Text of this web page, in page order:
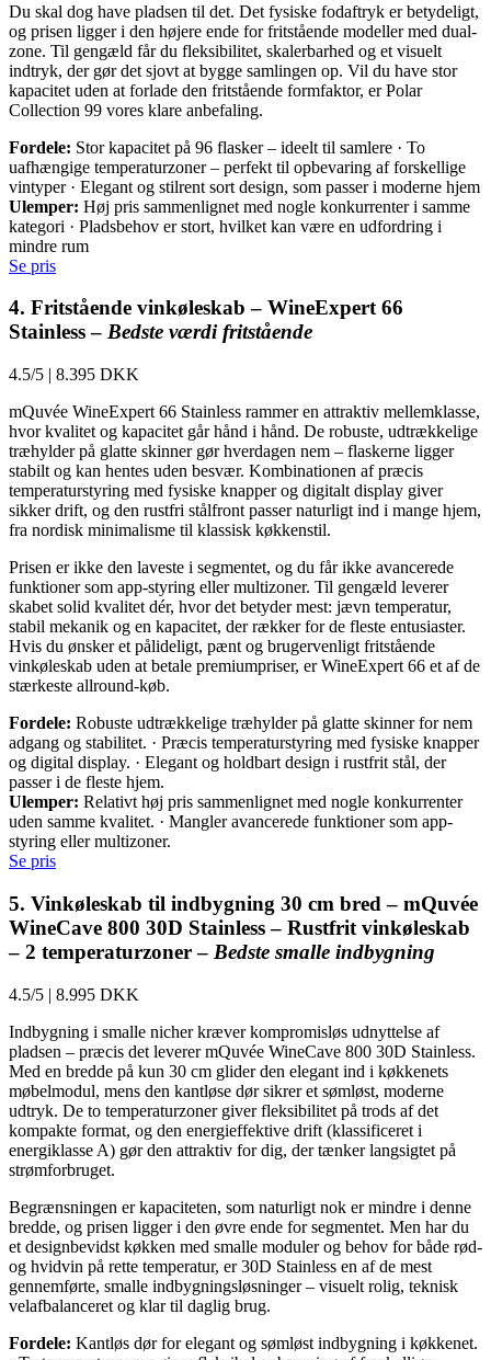
Du skal dog have pladsen til det. Det fysiske fodaftryk er betydeligt,
og prisen ligger i den højere ende for fritstående modeller med dual-
zone. Til gengæld får du fleksibilitet, skalerbarhed og et visuelt
indtryk, der gør det sjovt at bygge samlingen op. Vil du have stor
kapacitet uden at forlade den fritstående formfaktor, er Polar
Collection 99 vores klare anbefaling.
Fordele: Stor kapacitet på 96 flasker – ideelt til samlere · To
uafhængige temperaturzoner – perfekt til opbevaring af forskellige
vintyper · Elegant og stilrent sort design, som passer i moderne hjem
Ulemper: Høj pris sammenlignet med nogle konkurrenter i samme
kategori · Pladsbehov er stort, hvilket kan være en udfordring i
mindre rum
Se pris
4. Fritstående vinkøleskab – WineExpert 66
Stainless – Bedste værdi fritstående
4.5/5 | 8.395 DKK
mQuvée WineExpert 66 Stainless rammer en attraktiv mellemklasse,
hvor kvalitet og kapacitet går hånd i hånd. De robuste, udtrækkelige
træhylder på glatte skinner gør hverdagen nem – flaskerne ligger
stabilt og kan hentes uden besvær. Kombinationen af præcis
temperaturstyring med fysiske knapper og digitalt display giver
sikker drift, og den rustfri stålfront passer naturligt ind i mange hjem,
fra nordisk minimalisme til klassisk køkkenstil.
Prisen er ikke den laveste i segmentet, og du får ikke avancerede
funktioner som app-styring eller multizoner. Til gengæld leverer
skabet solid kvalitet dér, hvor det betyder mest: jævn temperatur,
stabil mekanik og en kapacitet, der rækker for de fleste entusiaster.
Hvis du ønsker et pålideligt, pænt og brugervenligt fritstående
vinkøleskab uden at betale premiumpriser, er WineExpert 66 et af de
stærkeste allround-køb.
Fordele: Robuste udtrækkelige træhylder på glatte skinner for nem
adgang og stabilitet. · Præcis temperaturstyring med fysiske knapper
og digital display. · Elegant og holdbart design i rustfrit stål, der
passer i de fleste hjem.
Ulemper: Relativt høj pris sammenlignet med nogle konkurrenter
uden samme kvalitet. · Mangler avancerede funktioner som app-
styring eller multizoner.
Se pris
5. Vinkøleskab til indbygning 30 cm bred – mQuvée
WineCave 800 30D Stainless – Rustfrit vinkøleskab
– 2 temperaturzoner – Bedste smalle indbygning
4.5/5 | 8.995 DKK
Indbygning i smalle nicher kræver kompromisløs udnyttelse af
pladsen – præcis det leverer mQuvée WineCave 800 30D Stainless.
Med en bredde på kun 30 cm glider den elegant ind i køkkenets
møbelmodul, mens den kantløse dør sikrer et sømløst, moderne
udtryk. De to temperaturzoner giver fleksibilitet på trods af det
kompakte format, og den energieffektive drift (klassificeret i
energiklasse A) gør den attraktiv for dig, der tænker langsigtet på
strømforbruget.
Begrænsningen er kapaciteten, som naturligt nok er mindre i denne
bredde, og prisen ligger i den øvre ende for segmentet. Men har du
et designbevidst køkken med smalle moduler og behov for både rød-
og hvidvin på rette temperatur, er 30D Stainless en af de mest
gennemførte, smalle indbygningsløsninger – visuelt rolig, teknisk
velafbalanceret og klar til daglig brug.
Fordele: Kantløs dør for elegant og sømløst indbygning i køkkenet.